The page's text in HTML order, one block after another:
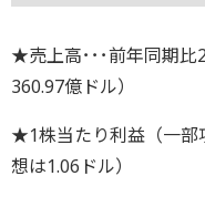
★売上高･･･前年同期比
360.97億ドル）
★1株当たり利益（一部
想は1.06ドル）